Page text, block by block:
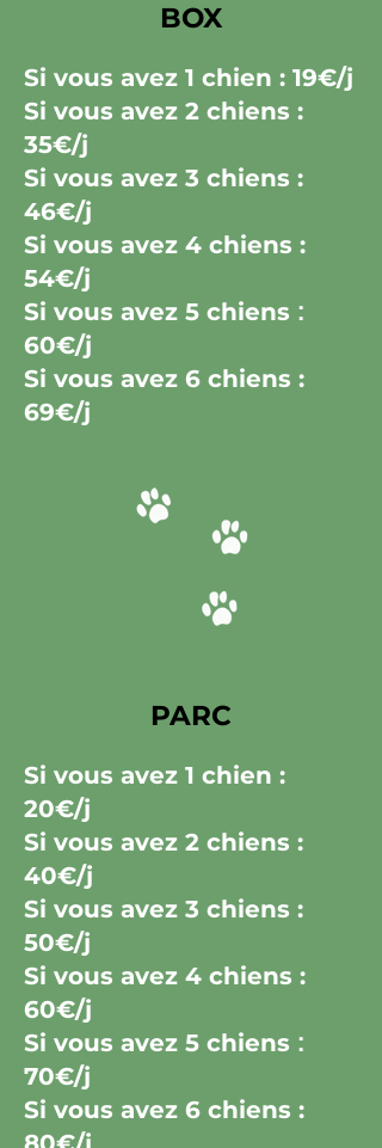
BOX
Si vous avez 1 chien : 19€/j
Si vous avez 2 chiens :
35€/j
Si vous avez 3 chiens :
46€/j
Si vous avez 4 chiens :
54€/j
Si vous avez 5 chiens :
60€/j
Si vous avez 6 chiens :
69€/j
PARC
Si vous avez 1 chien :
20€/j
Si vous avez 2 chiens :
40€/j
Si vous avez 3 chiens :
50€/j
Si vous avez 4 chiens :
60€/j
Si vous avez 5 chiens :
70€/j
Si vous avez 6 chiens :